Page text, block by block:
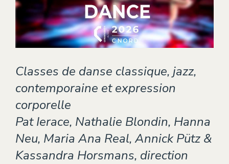
Théâtre
ÉVÈNEMENTS
CONTACT
Classes de danse classique, jazz,
contemporaine et expression
corporelle
Pat Ierace, Nathalie Blondin, Hanna
Neu, Maria Ana Real, Annick Pütz &
Kassandra Horsmans, direction